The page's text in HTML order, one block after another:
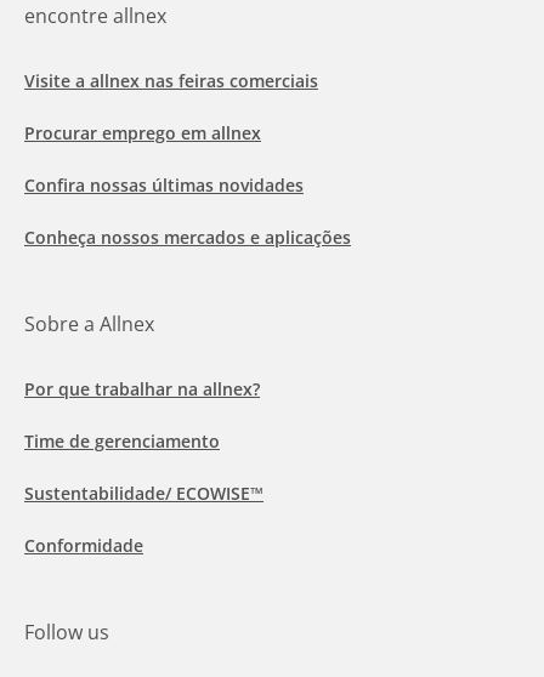
encontre allnex
Visite a allnex nas feiras comerciais
Procurar emprego em allnex
Confira nossas últimas novidades
Conheça nossos mercados e aplicações
Sobre a Allnex
Por que trabalhar na allnex?
Time de gerenciamento
Sustentabilidade/ ECOWISE™
Conformidade
Follow us